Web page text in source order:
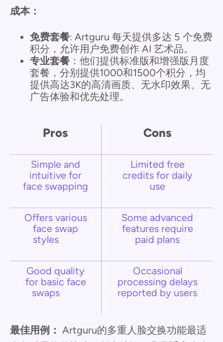
成本：
免费套餐: Artguru 每天提供多达 5 个免费
积分，允许用户免费创作 AI 艺术品。
专业套餐 ：他们提供标准版和增强版月度
套餐，分别提供1000和1500个积分，均
提供高达3K的高清画质、无水印效果、无
广告体验和优先处理。
Pros Cons
Simple and
intuitive for
face swapping
Limited free
credits for daily
use
Offers various
face swap
styles
Some advanced
features require
paid plans
Good quality
for basic face
swaps
Occasional
processing delays
reported by users
最佳用例： Artguru的多重人脸交换功能最适